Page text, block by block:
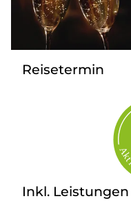
Newsletter
Kontakt
Reisetermin
Inkl. Leistungen